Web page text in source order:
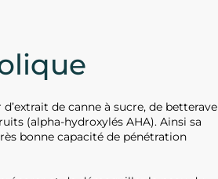
de canne à sucre, de betterave
(alpha-hydroxylés AHA). Ainsi sa
bonne capacité de pénétration